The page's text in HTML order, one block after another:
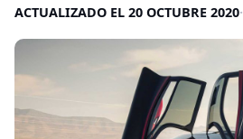
ACTUALIZADO EL 20 OCTUBRE 2020·